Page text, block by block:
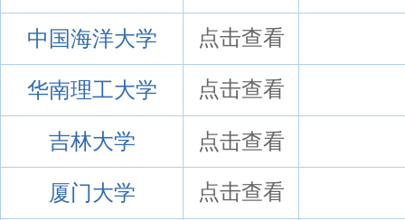
中国海洋大学 点击查看
华南理工大学 点击查看
吉林大学 点击查看
厦门大学 点击查看